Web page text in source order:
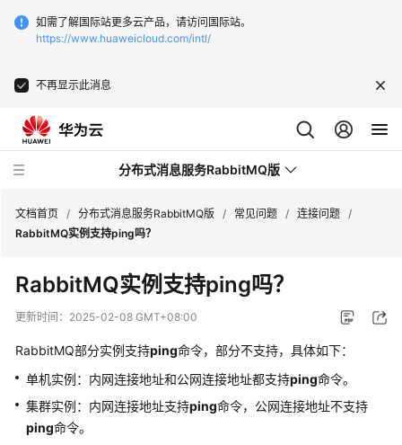
如需了解国际站更多云产品，请访问国际站。
https://www.huaweicloud.com/intl/
不再显示此消息
分布式消息服务RabbitMQ版
新
动
服
务
公
告
文档首页 / 分布式消息服务RabbitMQ版 / 常见问题 / 连接问题 /
RabbitMQ实例支持ping吗？
RabbitMQ实例支持ping吗？
更新时间： 2025-02-08 GMT+08:00
RabbitMQ部分实例支持ping命令，部分不支持，具体如下：
单机实例：内网连接地址和公网连接地址都支持ping命令。
集群实例：内网连接地址支持ping命令，公网连接地址不支持
ping命令。